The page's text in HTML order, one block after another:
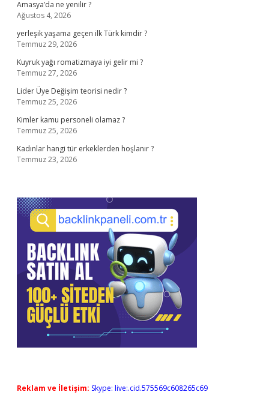
Amasya’da ne yenilir ?
Ağustos 4, 2026
yerleşik yaşama geçen ilk Türk kimdir ?
Temmuz 29, 2026
Kuyruk yağı romatizmaya iyi gelir mi ?
Temmuz 27, 2026
Lider Üye Değişim teorisi nedir ?
Temmuz 25, 2026
Kimler kamu personeli olamaz ?
Temmuz 25, 2026
Kadınlar hangi tür erkeklerden hoşlanır ?
Temmuz 23, 2026
Reklam ve İletişim: Skype: live:.cid.575569c608265c69